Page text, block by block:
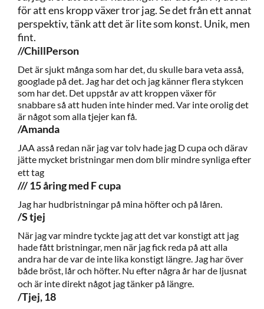
för att ens kropp växer tror jag. Se det från ett annat
perspektiv, tänk att det är lite som konst. Unik, men
fint.
//ChillPerson
Det är sjukt många som har det, du skulle bara veta asså,
googlade på det. Jag har det och jag känner flera stykcen
som har det. Det uppstår av att kroppen växer för
snabbare så att huden inte hinder med. Var inte orolig det
är något som alla tjejer kan få.
/Amanda
JAA asså redan när jag var tolv hade jag D cupa och därav
jätte mycket bristningar men dom blir mindre synliga efter
ett tag
/// 15 åring med F cupa
Jag har hudbristningar på mina höfter och på låren.
/S tjej
När jag var mindre tyckte jag att det var konstigt att jag
hade fått bristningar, men när jag fick reda på att alla
andra har de var de inte lika konstigt längre. Jag har över
både bröst, lår och höfter. Nu efter några år har de ljusnat
och är inte direkt något jag tänker på längre.
/Tjej, 18